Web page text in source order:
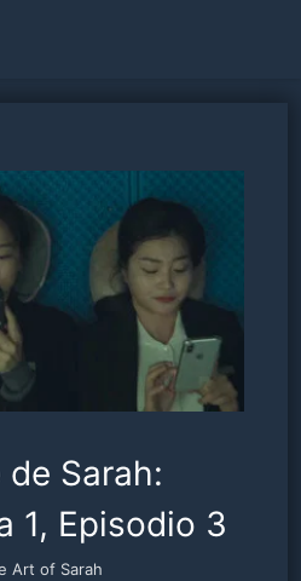
de Sarah:
1, Episodio 3
Art of Sarah